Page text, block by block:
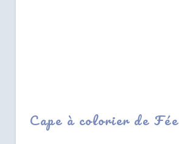
Cape à colorier de